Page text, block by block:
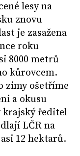
lesy na
znovu
je zasažena
roku
8000 metrů
kůrovcem.
zimy ošetříme
a okusu
krajský ředitel
LČR na
12 hektarů.